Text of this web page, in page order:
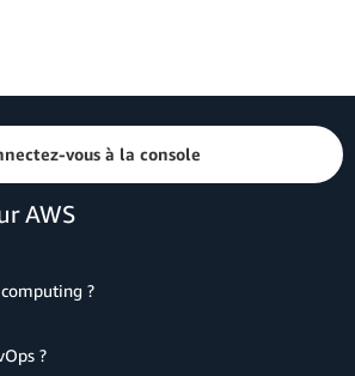
vous à la console
AWS
computing ?
?